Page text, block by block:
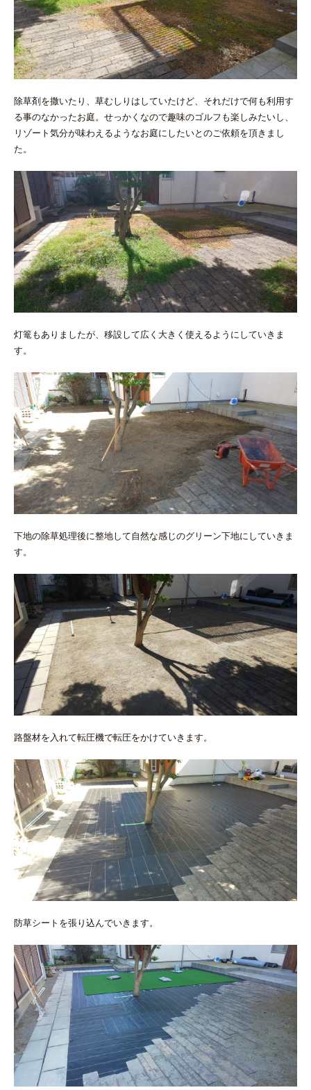
除草剤を撒いたり、草むしりはしていたけど、それだけで何も利用す
る事のなかったお庭。せっかくなので趣味のゴルフも楽しみたいし、
リゾート気分が味わえるようなお庭にしたいとのご依頼を頂きまし
た。
灯篭もありましたが、移設して広く大きく使えるようにしていきま
す。
下地の除草処理後に整地して自然な感じのグリーン下地にしていきま
す。
路盤材を入れて転圧機で転圧をかけていきます。
防草シートを張り込んでいきます。